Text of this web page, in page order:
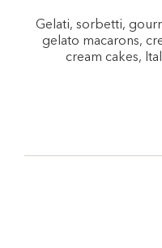
Gelati, sorbetti,
gelato macarons,
cream cakes,